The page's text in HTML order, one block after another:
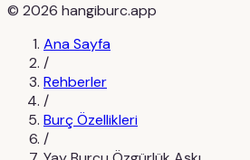
© 2026 hangiburc.app
Ana Sayfa
/
Rehberler
/
Burç Özellikleri
/